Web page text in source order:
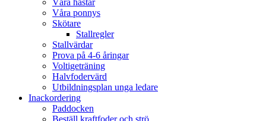
Våra hästar
Våra ponnys
Skötare
Stallregler
Stallvärdar
Prova på 4-6 åringar
Voltigeträning
Halvfodervärd
Utbildningsplan unga ledare
Inackordering
Paddocken
Beställ kraftfoder och strö